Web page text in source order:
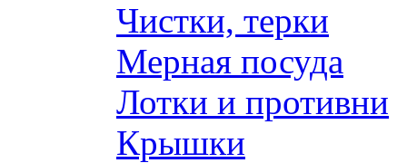
Чистки, терки
Мерная посуда
Лотки и противни
Крышки